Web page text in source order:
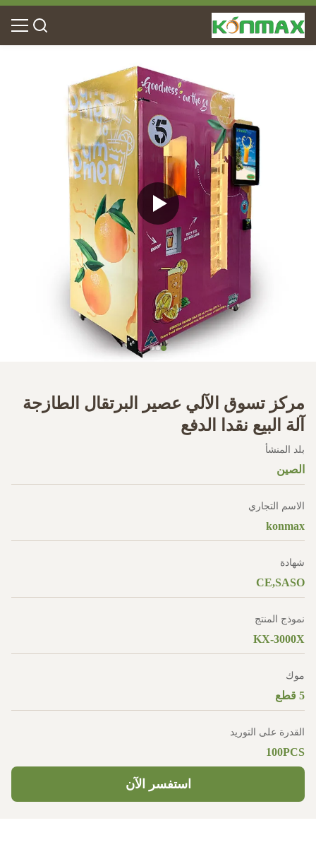
مركز تسوق الآلي عصير البرتقال الطازجة
آلة البيع نقدا الدفع
بلد المنشأ
الصين
الاسم التجاري
konmax
شهادة
CE,SASO
نموذج المنتج
KX-3000X
موك
5 قطع
القدرة على التوريد
100PCS
استفسر الآن